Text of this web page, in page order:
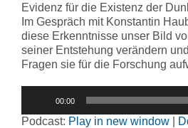
Evidenz für die Existenz der
Im Gespräch mit Konstantin
diese Erkenntnisse unser Bild
seiner Entstehung verändern
Fragen sie für die Forschung
00:00
Podcast: Play in new window